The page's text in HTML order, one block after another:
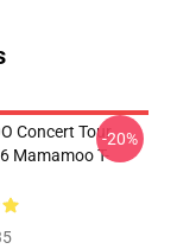
Concert Tour
Mamamoo T-
-20%